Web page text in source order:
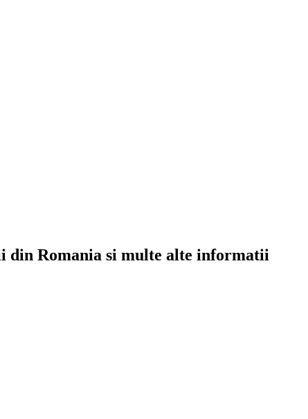
din Romania si multe alte informatii